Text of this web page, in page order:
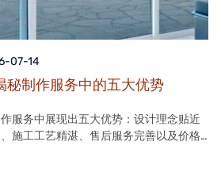
07-14
秘制作服务中的五大优势
服务中展现出五大优势：设计理念贴近
施工工艺精湛、售后服务完善以及价格